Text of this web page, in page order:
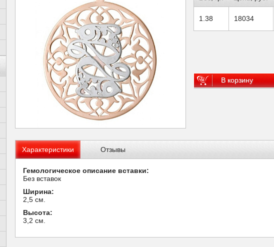
1.38 18034
В корзину
Характеристики Отзывы
Гемологическое описание вставки:
Без вставок
Ширина:
2,5 см.
Высота:
3,2 см.